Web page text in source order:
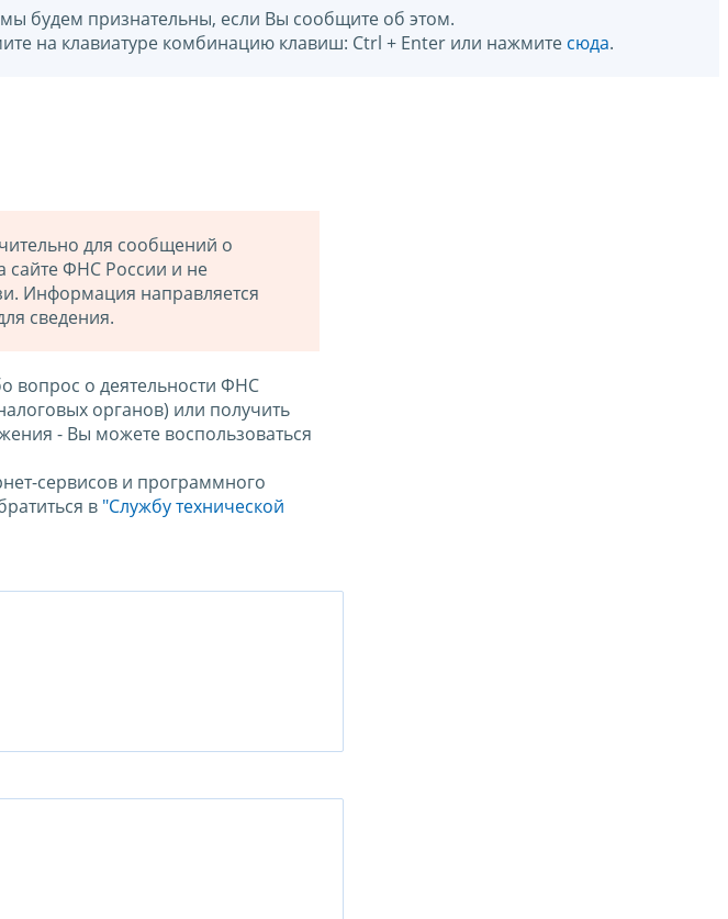
будем признательны, если Вы сообщите об этом.
на клавиатуре комбинацию клавиш: Ctrl + Enter или нажмите сюда.
для сообщений о
сайте ФНС России и не
Информация направляется
сведения.
вопрос о деятельности ФНС
органов) или получить
- Вы можете воспользоваться
сервисов и программного
в "Службу технической